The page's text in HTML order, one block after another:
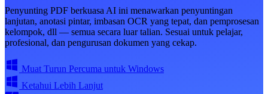
Penyunting PDF berkuasa AI ini menawarkan penyuntingan
lanjutan, anotasi pintar, imbasan OCR yang tepat, dan pemprosesan
kelompok, dll — semua secara luar talian. Sesuai untuk pelajar,
profesional, dan pengurusan dokumen yang cekap.
Muat Turun Percuma untuk Windows
Ketahui Lebih Lanjut